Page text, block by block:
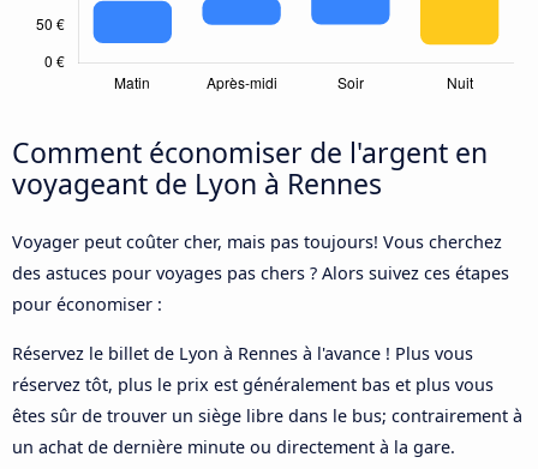
Comment économiser de l'argent en
voyageant de Lyon à Rennes
Voyager peut coûter cher, mais pas toujours! Vous cherchez
des astuces pour voyages pas chers ? Alors suivez ces étapes
pour économiser :
Réservez le billet de Lyon à Rennes à l'avance ! Plus vous
réservez tôt, plus le prix est généralement bas et plus vous
êtes sûr de trouver un siège libre dans le bus; contrairement à
un achat de dernière minute ou directement à la gare.